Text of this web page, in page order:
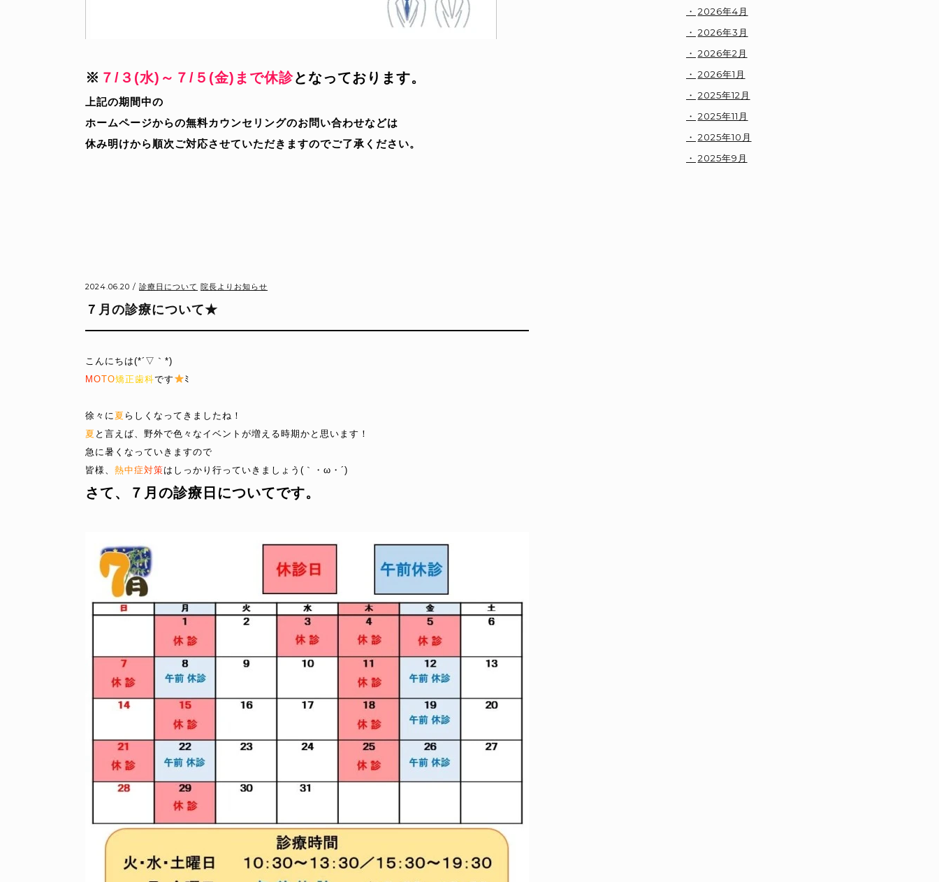
※ ７ /３(水)～７/５(金)まで休診となっております。
上記の期間中の
ホームページからの無料カウンセリングのお問い合わせなどは
休み明けから順次ご対応させていただきますのでご了承ください。
2024.06.20 / 診療日について 院長よりお知らせ
７月の診療について★
こんにちは(*´▽｀*)
M OTO矯正歯科です ﾐ
徐々に 夏 らしくなってきましたね！
夏 と言えば、野外で色々なイベントが増える時期かと思います！
急に暑くなっていきますので
皆様、 熱中症対策はしっかり行っていきましょう(｀・ω・´)
さて、７月の診療日についてです。
2026年4月
2026年3月
2026年2月
2026年1月
2025年12月
2025年11月
2025年10月
2025年9月